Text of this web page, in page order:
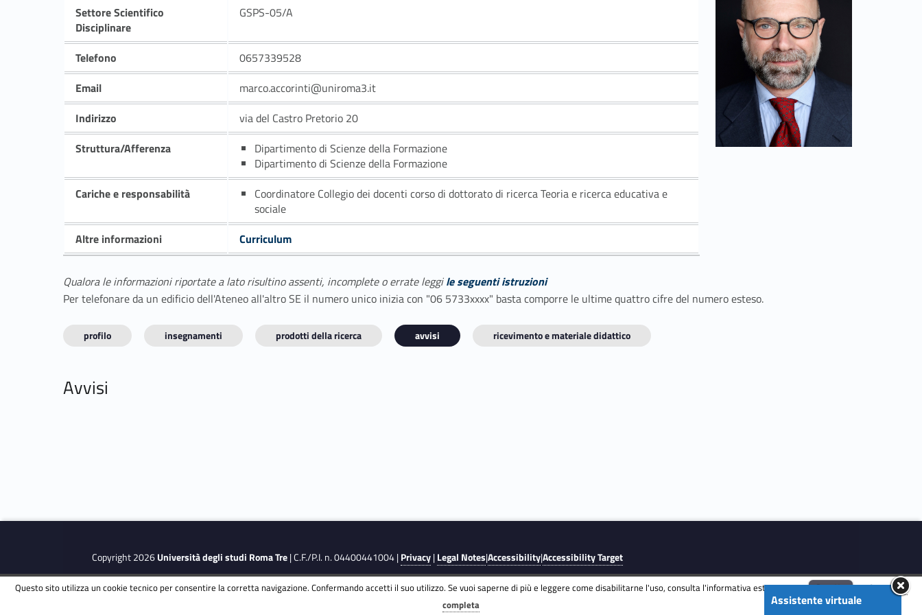
Settore Scientifico
Disciplinare
GSPS-05/A
Telefono
0657339528
Email
marco.accorinti@uniroma3.it
Indirizzo
via del Castro Pretorio 20
Struttura/Afferenza
Dipartimento di Scienze della Formazione
Dipartimento di Scienze della Formazione
Cariche e responsabilità
Coordinatore Collegio dei docenti corso di dottorato di ricerca Teoria e ricerca educativa e
sociale
Altre informazioni
Curriculum
Qualora le informazioni riportate a lato risultino assenti, incomplete o errate leggile seguenti istruzioni
Per telefonare da un edificio dell'Ateneo all'altro SE il numero unico inizia con "06 5733xxxx" basta comporre le ultime quattro cifre del numero esteso.
profilo insegnamenti prodotti della ricerca avvisi ricevimento e materiale didattico
Avvisi
Copyright 2026Università degli studi Roma Tre| C.F./P.I. n. 04400441004 |Privacy|Legal Notes|Accessibility|Accessibility Target
Assistente virtuale
Questo sito utilizza un cookie tecnico per consentire la corretta navigazione. Confermando accetti il suo utilizzo. Se vuoi saperne di più e leggere come disabilitarne l'uso, consulta l'informativa estesa.ENG Accetta
Informativa
completa